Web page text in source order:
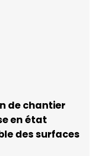
de chantier
en état
des surfaces